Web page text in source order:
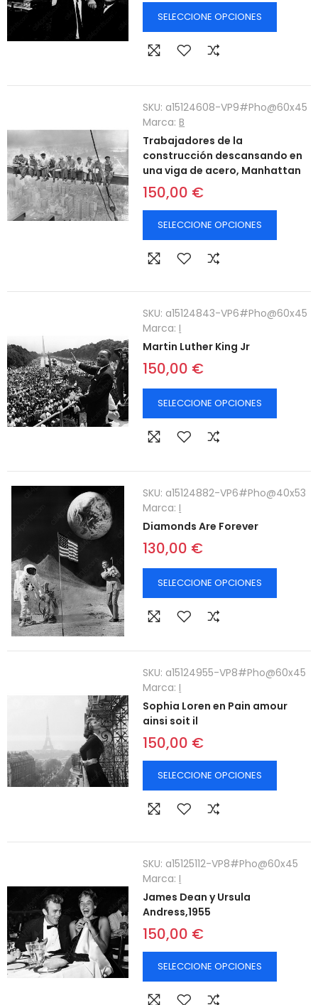
SELECCIONE OPCIONES
SKU: a15124608-VP9#Pho@60x45
Marca:B
Trabajadores de la
construcción descansando en
una viga de acero, Manhattan
150,00 €
SELECCIONE OPCIONES
SKU: a15124843-VP6#Pho@60x45
Marca:I
Martin Luther King Jr
150,00 €
SELECCIONE OPCIONES
SKU: a15124882-VP6#Pho@40x53
Marca:I
Diamonds Are Forever
130,00 €
SELECCIONE OPCIONES
SKU: a15124955-VP8#Pho@60x45
Marca:I
Sophia Loren en Pain amour
ainsi soit il
150,00 €
SELECCIONE OPCIONES
SKU: a15125112-VP8#Pho@60x45
Marca:I
James Dean y Ursula
Andress,1955
150,00 €
SELECCIONE OPCIONES